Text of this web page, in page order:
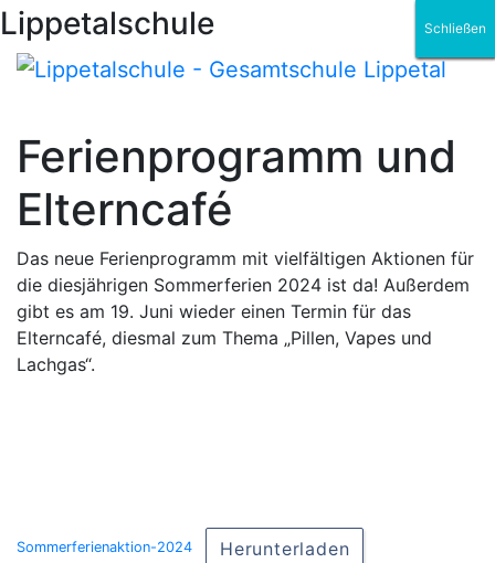
Lippetalschule
Ferienprogramm und
Elterncafé
Das neue Ferienprogramm mit vielfältigen Aktionen für
die diesjährigen Sommerferien 2024 ist da! Außerdem
gibt es am 19. Juni wieder einen Termin für das
Elterncafé, diesmal zum Thema „Pillen, Vapes und
Lachgas“.
Sommerferienaktion-2024 Herunterladen
Schließen
Schließen
Schließen
Schließen
Schließen
Schließen